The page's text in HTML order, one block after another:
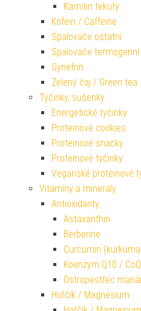
Karnitin tekutý
Kofein / Caffeine
Spalovače ostatní
Spalovače termogenní
Synefrin
Zelený čaj / Green tea
Tyčinky, sušenky
Energetické tyčinky
Proteinové cookies
Proteinové snacky
Proteinové tyčinky
Veganské proteinové
Vitamíny a minerály
Antioxidanty
Astaxanthin
Berberine
Curcumin
Koenzym Q10 /
Ostropestřec
Hořčík / Magnesium